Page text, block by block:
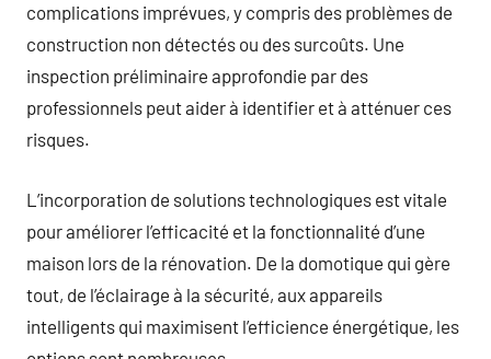
complications imprévues, y compris des problèmes de
construction non détectés ou des surcoûts. Une
inspection préliminaire approfondie par des
professionnels peut aider à identifier et à atténuer ces
risques.
L’incorporation de solutions technologiques est vitale
pour améliorer l’efficacité et la fonctionnalité d’une
maison lors de la rénovation. De la domotique qui gère
tout, de l’éclairage à la sécurité, aux appareils
intelligents qui maximisent l’efficience énergétique, les